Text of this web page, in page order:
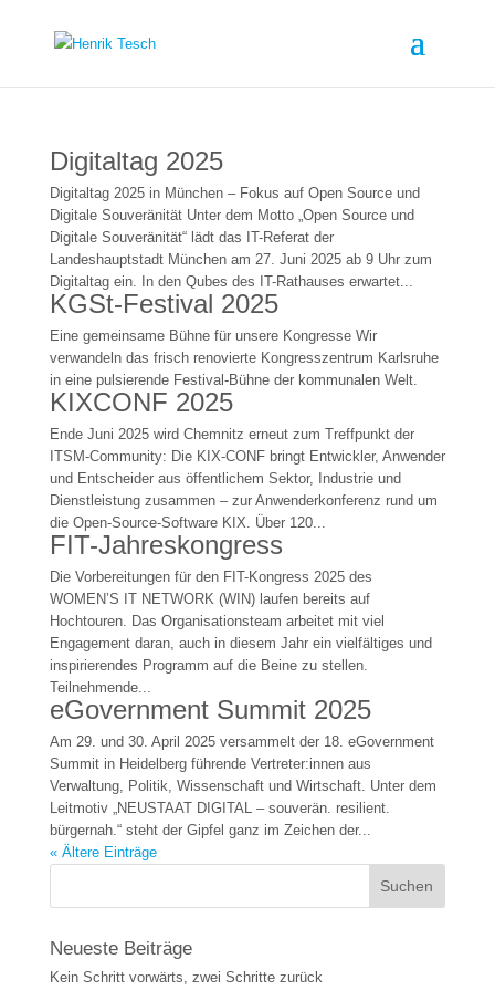
Digitaltag 2025
Digitaltag 2025 in München – Fokus auf Open Source und
Digitale Souveränität Unter dem Motto „Open Source und
Digitale Souveränität“ lädt das IT-Referat der
Landeshauptstadt München am 27. Juni 2025 ab 9 Uhr zum
Digitaltag ein. In den Qubes des IT-Rathauses erwartet...
KGSt-Festival 2025
Eine gemeinsame Bühne für unsere Kongresse Wir
verwandeln das frisch renovierte Kongresszentrum Karlsruhe
in eine pulsierende Festival-Bühne der kommunalen Welt.
KIXCONF 2025
Ende Juni 2025 wird Chemnitz erneut zum Treffpunkt der
ITSM-Community: Die KIX-CONF bringt Entwickler, Anwender
und Entscheider aus öffentlichem Sektor, Industrie und
Dienstleistung zusammen – zur Anwenderkonferenz rund um
die Open-Source-Software KIX. Über 120...
FIT-Jahreskongress
Die Vorbereitungen für den FIT-Kongress 2025 des
WOMEN’S IT NETWORK (WIN) laufen bereits auf
Hochtouren. Das Organisationsteam arbeitet mit viel
Engagement daran, auch in diesem Jahr ein vielfältiges und
inspirierendes Programm auf die Beine zu stellen.
Teilnehmende...
eGovernment Summit 2025
Am 29. und 30. April 2025 versammelt der 18. eGovernment
Summit in Heidelberg führende Vertreter:innen aus
Verwaltung, Politik, Wissenschaft und Wirtschaft. Unter dem
Leitmotiv „NEUSTAAT DIGITAL – souverän. resilient.
bürgernah.“ steht der Gipfel ganz im Zeichen der...
« Ältere Einträge
Neueste Beiträge
Kein Schritt vorwärts, zwei Schritte zurück